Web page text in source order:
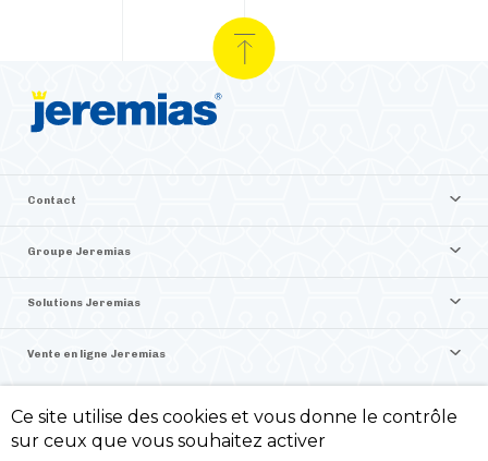
Contact
Groupe Jeremias
Solutions Jeremias
Vente en ligne Jeremias
©2026 Jeremias France
Politique de confidentialité -
Ce site utilise des cookies et vous donne le contrôle
sur ceux que vous souhaitez activer